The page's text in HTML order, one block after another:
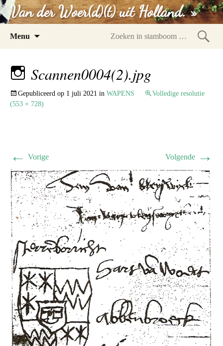
Van der Woer(d)(t) uit Holland. »
Menu
Scannen0004(2).jpg
Gepubliceerd op 1 juli 2021 in WAPENS
Volledige resolutie
(553 × 728)
← Vorige Volgende →